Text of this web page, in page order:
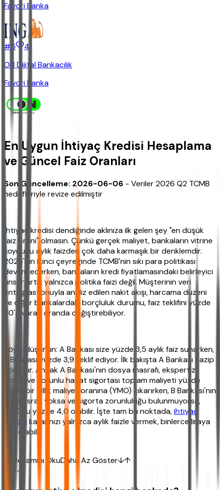
Favori Banka
# 5
4
ON Dijital Bankacılık
Favori Banka
En Uygun İhtiyaç Kredisi Hesaplama
ve Güncel Faiz Oranları
Son Güncelleme: 2026-06-06 - Veriler 2026 Q2 TCMB
hedefleriyle revize edilmiştir
İhtiyaç kredisi dendiğinde aklınıza ilk gelen şey "en düşük
faiz oranı" olmasın. Çünkü gerçek maliyet, bankaların vitrine
koyduğu aylık faizden çok daha karmaşık bir denklemdir.
2026'nın ikinci çeyreğinde TCMB'nin sıkı para politikası
devam ederken, bankaların kredi fiyatlamasındaki belirleyici
unsur artık yalnızca politika faizi değil. Müşterinin veri
entegrasyonuyla analiz edilen nakit akışı, harcama düzeni
ve diğer bankalardaki borçluluk durumu, faiz teklifini yüzde
30'a varan oranda değiştirebiliyor.
Şöyle düşünün: A Bankası size yüzde 3,5 aylık faiz sunarken,
B Bankası yüzde 3,9 teklif ediyor. İlk bakışta A Bankası cazip
görünür. Ancak A Bankası'nın dosya masrafı, ekspertiz
ücreti ve zorunlu hayat sigortası toplam maliyeti yüzde
4,2'lik bir yıllık maliyet oranına (YMO) çıkarırken, B Bankası'nın
hiç masrafı yoksa ve sigorta zorunluluğu bulunmuyorsa,
YMO'su yüzde 4,0 olabilir. İşte tam bu noktada,ihtiyaç
kredisi kararınızı yalnızca aylık faizle vermek, binlerce liraya
mal olabilir.
Devamını OkuDaha Az Göster↓↑
+−